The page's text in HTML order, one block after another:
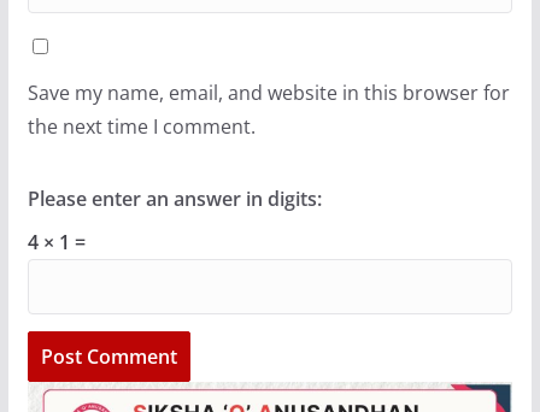
Save my name, email, and website in this browser for
the next time I comment.
Please enter an answer in digits:
4 × 1 =